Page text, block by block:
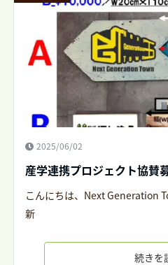
2025/06/02
産学連携プロジェクト協賛
こんにちは、Next Generation
新
続きを